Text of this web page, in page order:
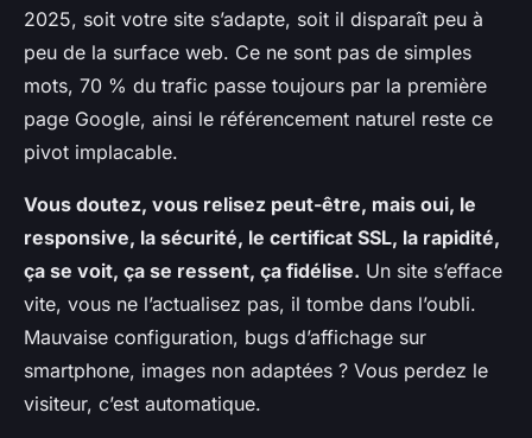
2025, soit votre site s’adapte, soit il disparaît peu à
peu de la surface web. Ce ne sont pas de simples
mots, 70 % du trafic passe toujours par la première
page Google, ainsi le référencement naturel reste ce
pivot implacable.
Vous doutez, vous relisez peut-être, mais oui, le
responsive, la sécurité, le certificat SSL, la rapidité,
ça se voit, ça se ressent, ça fidélise. Un site s’efface
vite, vous ne l’actualisez pas, il tombe dans l’oubli.
Mauvaise configuration, bugs d’affichage sur
smartphone, images non adaptées ? Vous perdez le
visiteur, c’est automatique.